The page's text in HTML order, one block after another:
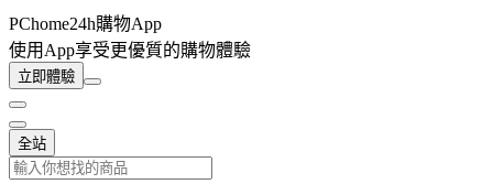
PChome24h購物App
使用App享受更優質的購物體驗
立即體驗
全站